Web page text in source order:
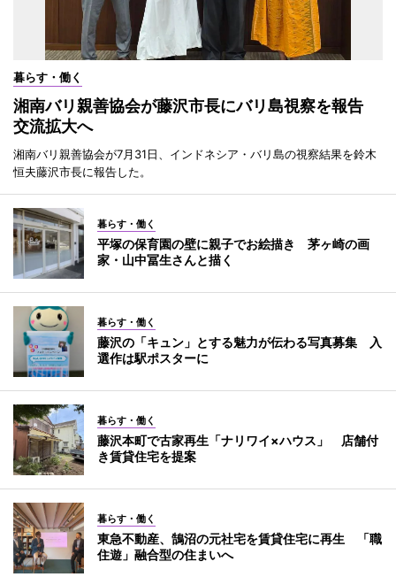
暮らす・働く
湘南バリ親善協会が藤沢市長にバリ島視察を報告
交流拡大へ
湘南バリ親善協会が7月31日、インドネシア・バリ島の視察結果を鈴木
恒夫藤沢市長に報告した。
暮らす・働く
平塚の保育園の壁に親子でお絵描き 茅ヶ崎の画
家・山中冨生さんと描く
暮らす・働く
藤沢の「キュン」とする魅力が伝わる写真募集 入
選作は駅ポスターに
暮らす・働く
藤沢本町で古家再生「ナリワイ×ハウス」 店舗付
き賃貸住宅を提案
暮らす・働く
東急不動産、鵠沼の元社宅を賃貸住宅に再生 「職
住遊」融合型の住まいへ